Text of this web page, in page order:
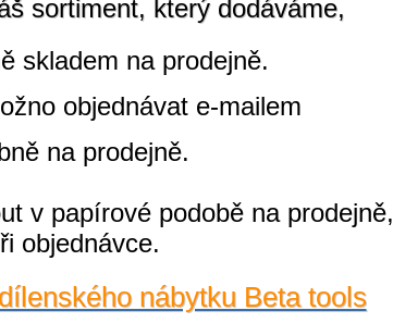
sortiment, který dodáváme,
skladem na prodejně.
objednávat e-mailem
na prodejně.
v papírové podobě na prodejně,
objednávce.
nábytku Beta tools